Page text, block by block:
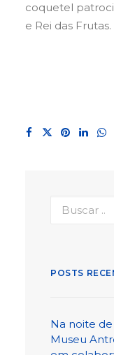
coquetel
e Rei das Frutas.
POSTS
Na noite
Museu